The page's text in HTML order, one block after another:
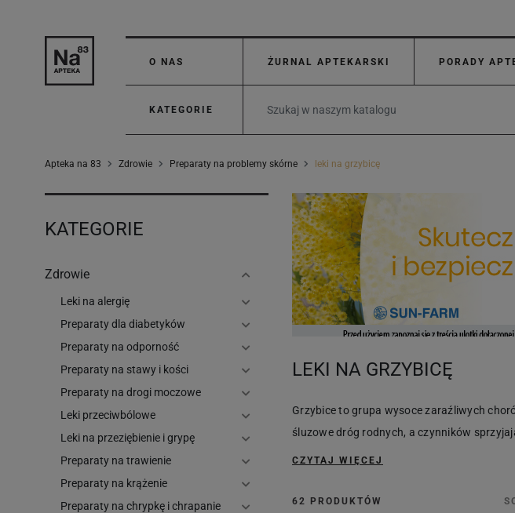
O NAS ŻURNAL APTEKARSKI PORADY
KATEGORIE
Apteka na 83 Zdrowie Preparaty na problemy skórne leki na grzybicę
KATEGORIE
Zdrowie
Leki na alergię
Preparaty dla diabetyków
Preparaty na odporność
Preparaty na stawy i kości
Preparaty na drogi moczowe
Leki przeciwbólowe
Leki na przeziębienie i grypę
Preparaty na trawienie
Preparaty na krążenie
Preparaty na chrypkę i chrapanie
LEKI NA GRZYBICĘ
Grzybice to grupa wysoce zaraźliwych
śluzowe dróg rodnych, a czynników
CZYTAJ WIĘCEJ
62 PRODUKTÓW